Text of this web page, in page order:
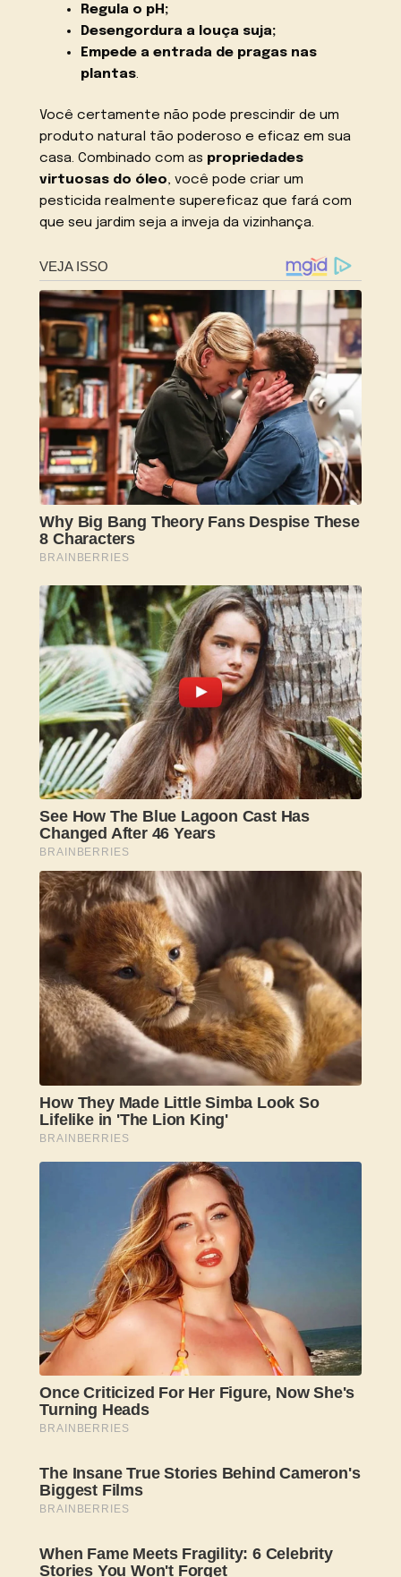
Regula o pH;
Desengordura a louça suja;
Empede a entrada de pragas nas
plantas.
Você certamente não pode prescindir de um
produto natural tão poderoso e eficaz em sua
casa. Combinado com as propriedades
virtuosas do óleo, você pode criar um
pesticida realmente supereficaz que fará com
que seu jardim seja a inveja da vizinhança.